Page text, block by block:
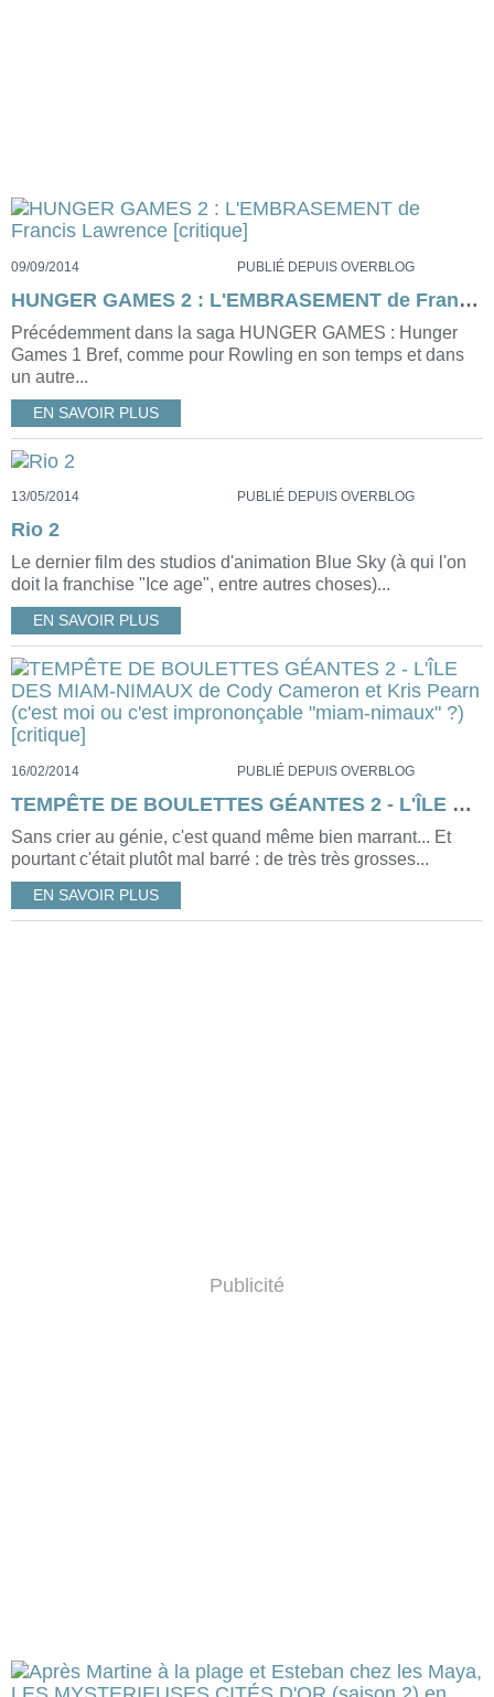
09/09/2014 PUBLIÉ DEPUIS OVERBLOG
HUNGER GAMES 2 : L'EMBRASEMENT de Francis Lawrence [critique]
Précédemment dans la saga HUNGER GAMES : Hunger
Games 1 Bref, comme pour Rowling en son temps et dans
un autre...
EN SAVOIR PLUS
13/05/2014 PUBLIÉ DEPUIS OVERBLOG
Rio 2
Le dernier film des studios d'animation Blue Sky (à qui l'on
doit la franchise "Ice age", entre autres choses)...
EN SAVOIR PLUS
16/02/2014 PUBLIÉ DEPUIS OVERBLOG
TEMPÊTE DE BOULETTES GÉANTES 2 - L'ÎLE DES MIAM-NIMAUX de Cody Cameron et Kris Pearn (c'est moi ou c'est imprononçable "miam-nimaux" ?) [critique]
Sans crier au génie, c'est quand même bien marrant... Et
pourtant c'était plutôt mal barré : de très très grosses...
EN SAVOIR PLUS
Publicité